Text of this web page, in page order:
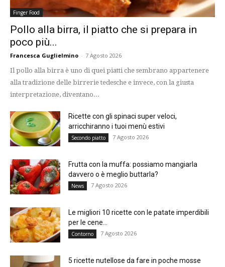
Finger Food
Pollo alla birra, il piatto che si prepara in
poco più...
Francesca Guglielmino - 7 Agosto 2026
Il pollo alla birra è uno di quei piatti che sembrano appartenere
alla tradizione delle birrerie tedesche e invece, con la giusta
interpretazione, diventano...
Ricette con gli spinaci super veloci,
arricchiranno i tuoi menù estivi
Secondo piatto 7 Agosto 2026
Frutta con la muffa: possiamo mangiarla
davvero o è meglio buttarla?
News 7 Agosto 2026
Le migliori 10 ricette con le patate imperdibili
per le cene...
Contorno 7 Agosto 2026
5 ricette nutellose da fare in poche mosse